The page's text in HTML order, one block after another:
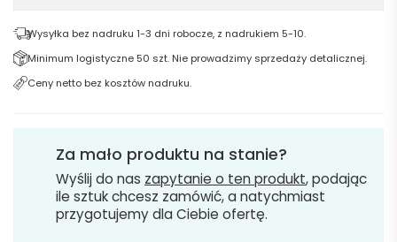
Wysyłka bez nadruku 1-3 dni robocze, z nadrukiem 5-10.
Minimum logistyczne 50 szt. Nie prowadzimy sprzedaży detalicznej.
Ceny netto bez kosztów nadruku.
Za mało produktu na stanie?
Wyślij do nas zapytanie o ten produkt, podając
ile sztuk chcesz zamówić, a natychmiast
przygotujemy dla Ciebie ofertę.